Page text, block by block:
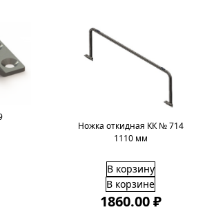
Ножка откидная КК № 714
1110 мм
В корзину
В корзине
1860.00 ₽